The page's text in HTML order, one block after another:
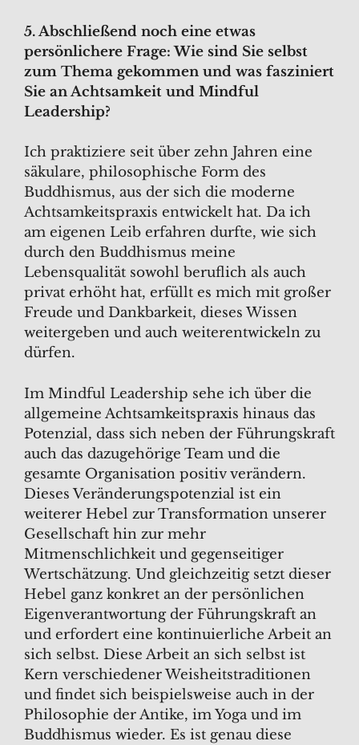
5. Abschließend noch eine etwas
persönlichere Frage: Wie sind Sie selbst
zum Thema gekommen und was fasziniert
Sie an Achtsamkeit und Mindful
Leadership?
Ich praktiziere seit über zehn Jahren eine
säkulare, philosophische Form des
Buddhismus, aus der sich die moderne
Achtsamkeitspraxis entwickelt hat. Da ich
am eigenen Leib erfahren durfte, wie sich
durch den Buddhismus meine
Lebensqualität sowohl beruflich als auch
privat erhöht hat, erfüllt es mich mit großer
Freude und Dankbarkeit, dieses Wissen
weitergeben und auch weiterentwickeln zu
dürfen.
Im Mindful Leadership sehe ich über die
allgemeine Achtsamkeitspraxis hinaus das
Potenzial, dass sich neben der Führungskraft
auch das dazugehörige Team und die
gesamte Organisation positiv verändern.
Dieses Veränderungspotenzial ist ein
weiterer Hebel zur Transformation unserer
Gesellschaft hin zur mehr
Mitmenschlichkeit und gegenseitiger
Wertschätzung. Und gleichzeitig setzt dieser
Hebel ganz konkret an der persönlichen
Eigenverantwortung der Führungskraft an
und erfordert eine kontinuierliche Arbeit an
sich selbst. Diese Arbeit an sich selbst ist
Kern verschiedener Weisheitstraditionen
und findet sich beispielsweise auch in der
Philosophie der Antike, im Yoga und im
Buddhismus wieder. Es ist genau diese